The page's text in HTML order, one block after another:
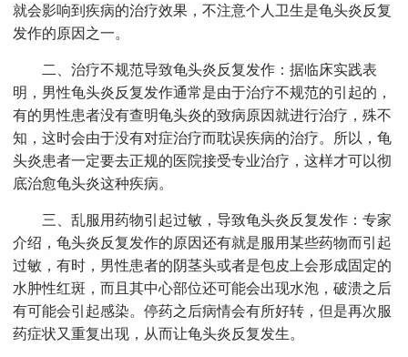
就会影响到疾病的治疗效果，不注意个人卫生是龟头炎反复
发作的原因之一。
二、治疗不规范导致龟头炎反复发作：据临床实践表
明，男性龟头炎反复发作通常是由于治疗不规范的引起的，
有的男性患者没有查明龟头炎的致病原因就进行治疗，殊不
知，这时会由于没有对症治疗而耽误疾病的治疗。所以，龟
头炎患者一定要去正规的医院接受专业治疗，这样才可以彻
底治愈龟头炎这种疾病。
三、乱服用药物引起过敏，导致龟头炎反复发作：专家
介绍，龟头炎反复发作的原因还有就是服用某些药物而引起
过敏，有时，男性患者的阴茎头或者是包皮上会形成固定的
水肿性红斑，而且其中心部位还可能会出现水泡，破溃之后
有可能会引起感染。停药之后病情会有所好转，但是再次服
药症状又重复出现，从而让龟头炎反复发生。